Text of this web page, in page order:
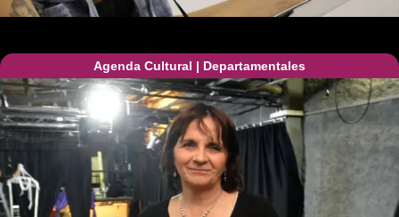
Agenda Cultural | Departamentales